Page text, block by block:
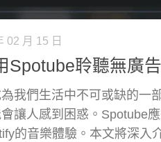
02 月 15 日
Spotube聆聽無廣
我們生活中不可或缺的一
讓人感到困惑。Spotube
的音樂體驗。本文將深入